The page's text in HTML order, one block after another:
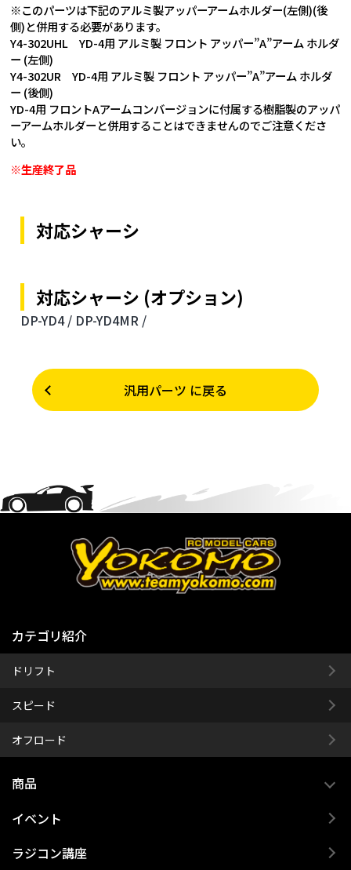
※このパーツは下記のアルミ製アッパーアームホルダー(左側)(後
側)と併用する必要があります。
Y4-302UHL YD-4用 アルミ製 フロント アッパー”A”アーム ホルダ
ー (左側)
Y4-302UR YD-4用 アルミ製 フロント アッパー”A”アーム ホルダ
ー (後側)
YD-4用 フロントAアームコンバージョンに付属する樹脂製のアッパ
ーアームホルダーと併用することはできませんのでご注意くださ
い。
※生産終了品
対応シャーシ
対応シャーシ (オプション)
DP-YD4 / DP-YD4MR /
汎用パーツ に戻る
カテゴリ紹介
ドリフト
スピード
オフロード
商品
イベント
ラジコン講座